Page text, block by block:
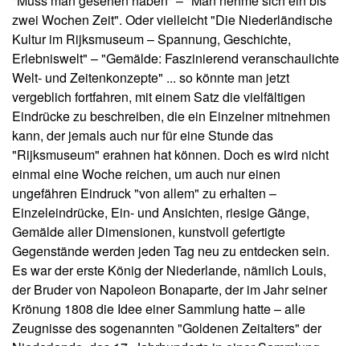
zwei Wochen Zeit". Oder vielleicht "Die Niederländische
Kultur im Rijksmuseum – Spannung, Geschichte,
Erlebniswelt" – "Gemälde: Faszinierend veranschaulichte
Welt- und Zeitenkonzepte" ... so könnte man jetzt
vergeblich fortfahren, mit einem Satz die vielfältigen
Eindrücke zu beschreiben, die ein Einzelner mitnehmen
kann, der jemals auch nur für eine Stunde das
"Rijksmuseum" erahnen hat können. Doch es wird nicht
einmal eine Woche reichen, um auch nur einen
ungefähren Eindruck "von allem" zu erhalten –
Einzeleindrücke, Ein- und Ansichten, riesige Gänge,
Gemälde aller Dimensionen, kunstvoll gefertigte
Gegenstände werden jeden Tag neu zu entdecken sein.
Es war der erste König der Niederlande, nämlich Louis,
der Bruder von Napoleon Bonaparte, der im Jahr seiner
Krönung 1808 die Idee einer Sammlung hatte – alle
Zeugnisse des sogenannten "Goldenen Zeitalters" der